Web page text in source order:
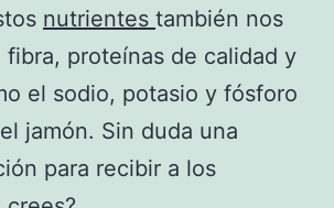
nutrientes también nos
fibra, proteínas de calidad y
el sodio, potasio y fósforo
jamón. Sin duda una
para recibir a los